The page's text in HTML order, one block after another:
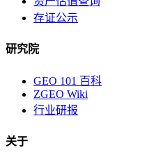
存证公示
研究院
GEO 101 百科
ZGEO Wiki
行业研报
关于